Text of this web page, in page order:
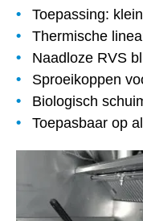
Toepassing:
Thermische
Naadloze RVS
Sproeikoppen
Biologisch
Toepasbaar op